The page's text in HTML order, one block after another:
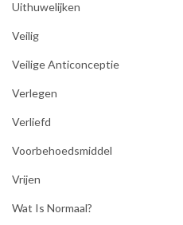
Uithuwelijken
Veilig
Veilige Anticonceptie
Verlegen
Verliefd
Voorbehoedsmiddel
Vrijen
Wat Is Normaal?